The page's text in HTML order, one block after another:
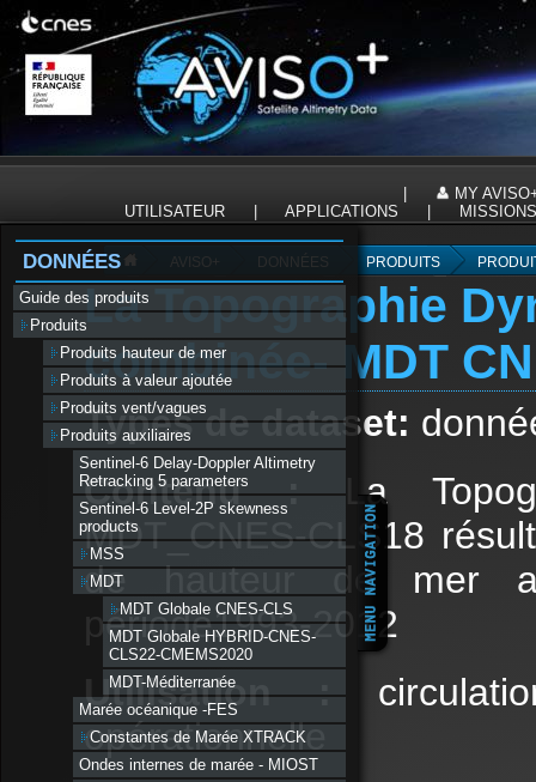
MY
UTILISATEUR
APPLICATIONS MISSIONS
AVISO+ DONNÉES PRODUITS
La Topographie
combinée- MDT
Types de dataset:
Contenu :La
MDT_CNES-CLS18
de hauteur de mer
période1993-2012
Utilisation :
opérationnelle
DONNÉES
Guide des produits
Produits
Produits hauteur de mer
Produits à valeur ajoutée
Produits vent/vagues
Produits auxiliaires
Sentinel-6 Delay-Doppler Altimetry
Retracking 5 parameters
Sentinel-6 Level-2P skewness
products
MSS
MDT
MDT Globale CNES-CLS
MDT Globale HYBRID-CNES-
CLS22-CMEMS2020
MDT-Méditerranée
Marée océanique -FES
Constantes de Marée XTRACK
Ondes internes de marée - MIOST
Panneau de gestion des cookies